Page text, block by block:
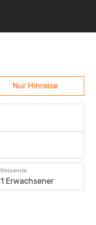
Nur Hinreise
Reisende
1 Erwachsener